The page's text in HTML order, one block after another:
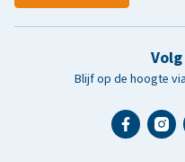
Blijf op de hoogte